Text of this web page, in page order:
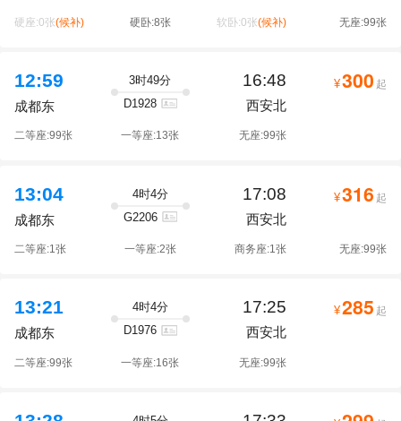
硬座:0张(候补) 硬卧:8张 软卧:0张(候补) 无座:99张
12:59
成都东
3时49分
D1928
16:48
西安北
¥300 起
二等座:99张 一等座:13张 无座:99张
13:04
成都东
4时4分
G2206
17:08
西安北
¥316 起
二等座:1张 一等座:2张 商务座:1张 无座:99张
13:21
成都东
4时4分
D1976
17:25
西安北
¥285 起
二等座:99张 一等座:16张 无座:99张